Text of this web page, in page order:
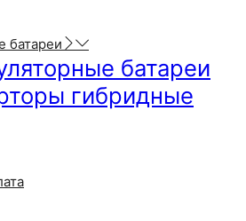
батареи
батареи
гибридные